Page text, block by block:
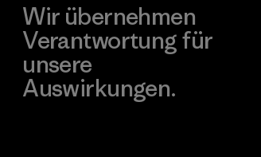
Wir übernehmen
Verantwortung für
unsere
Auswirkungen.